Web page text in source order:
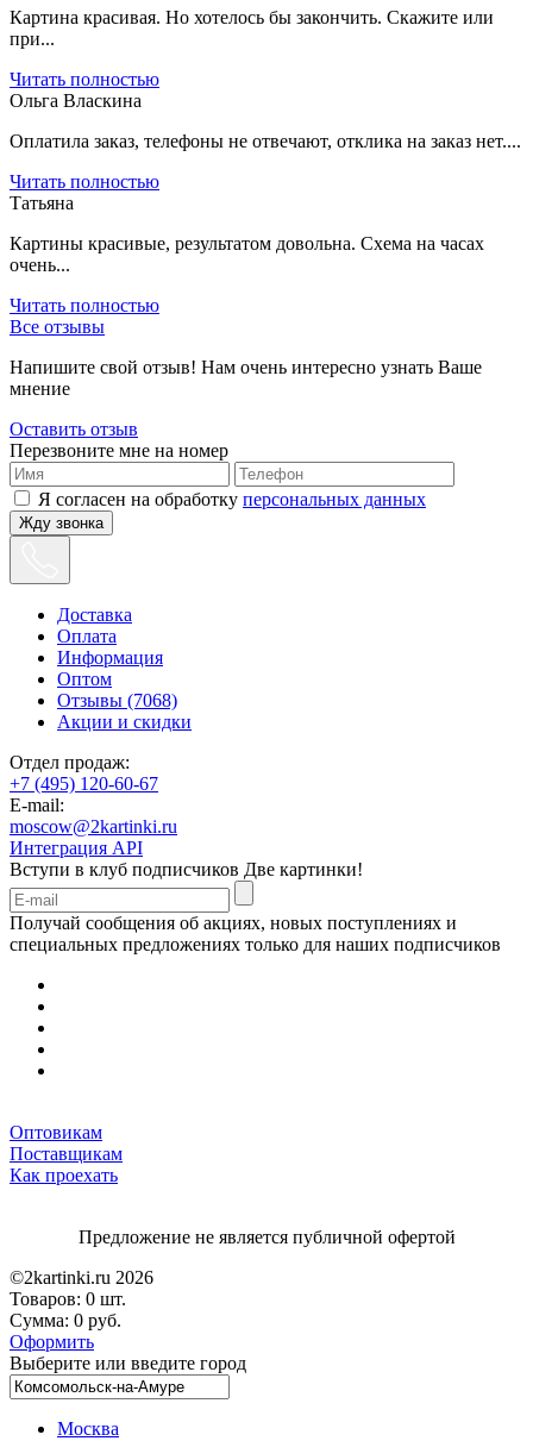
Картина красивая. Но хотелось бы закончить. Скажите или
при...
Читать полностью
Ольга Власкина
Оплатила заказ, телефоны не отвечают, отклика на заказ нет....
Читать полностью
Татьяна
Картины красивые, результатом довольна. Схема на часах
очень...
Читать полностью
Все отзывы
Напишите свой отзыв! Нам очень интересно узнать Ваше
мнение
Оставить отзыв
Перезвоните мне на номер
Я согласен на обработку персональных данных
Жду звонка
Доставка
Оплата
Информация
Оптом
Отзывы (7068)
Акции и скидки
Отдел продаж:
+7 (495) 120-60-67
E-mail:
moscow@2kartinki.ru
Интеграция API
Вступи в клуб подписчиков Две картинки!
Получай сообщения об акциях, новых поступлениях и
специальных предложениях только для наших подписчиков
Оптовикам
Поставщикам
Как проехать
Предложение не является публичной офертой
©2kartinki.ru 2026
Товаров: 0 шт.
Сумма: 0 руб.
Оформить
Выберите или введите город
Москва